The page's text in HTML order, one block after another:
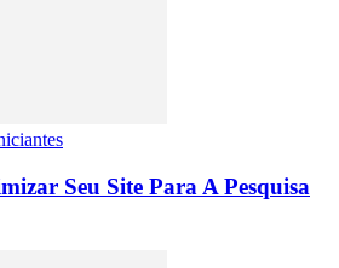
Seu Site Para A Pesquisa